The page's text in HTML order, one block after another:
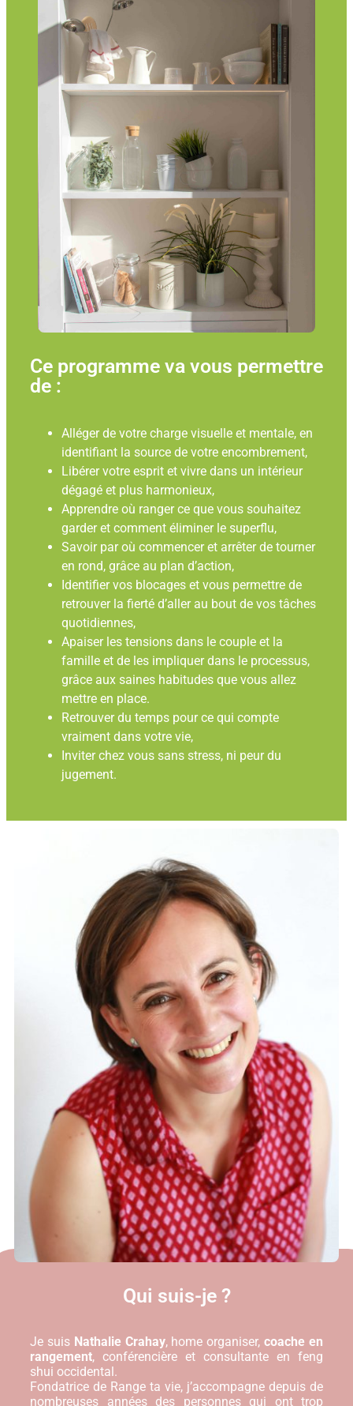
Ce programme va vous permettre
de :
Alléger de votre charge visuelle et mentale, en
identifiant la source de votre encombrement,
Libérer votre esprit et vivre dans un intérieur
dégagé et plus harmonieux,
Apprendre où ranger ce que vous souhaitez
garder et comment éliminer le superflu,
Savoir par où commencer et arrêter de tourner
en rond, grâce au plan d’action,
Identifier vos blocages et vous permettre de
retrouver la fierté d’aller au bout de vos tâches
quotidiennes,
Apaiser les tensions dans le couple et la
famille et de les impliquer dans le processus,
grâce aux saines habitudes que vous allez
mettre en place.
Retrouver du temps pour ce qui compte
vraiment dans votre vie,
Inviter chez vous sans stress, ni peur du
jugement.
Qui suis-je ?
Je suis Nathalie Crahay, home organiser,coache en
rangement, conférencière et consultante en feng
shui occidental.
Fondatrice de Range ta vie, j’accompagne depuis de
nombreuses années des personnes qui ont trop